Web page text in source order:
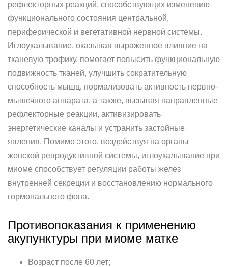
рефлекторных реакций, способствующих изменению
функционального состояния центральной,
периферической и вегетативной нервной системы.
Иглоукалывание, оказывая выраженное влияние на
тканевую трофику, помогает повысить функциональную
подвижность тканей, улучшить сократительную
способность мышц, нормализовать активность нервно-
мышечного аппарата, а также, вызывая направленные
рефлекторные реакции, активизировать
энергетические каналы и устранить застойные
явления. Помимо этого, воздействуя на органы
женской репродуктивной системы, иглоукалывание при
миоме способствует регуляции работы желез
внутренней секреции и восстановлению нормального
гормонального фона.
Противопоказания к применению
акупунктуры при миоме матке
Возраст после 60 лет;